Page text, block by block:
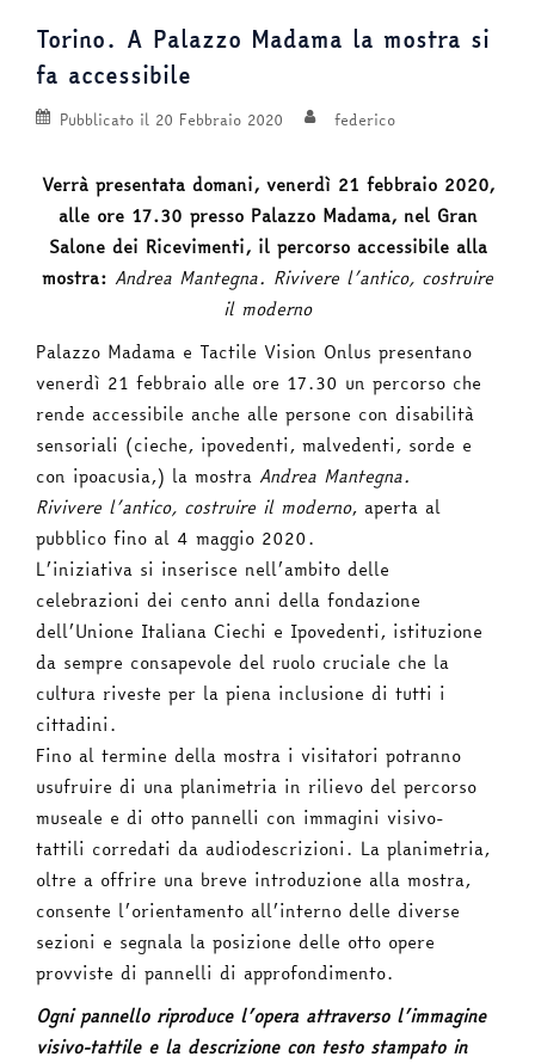
Torino. A Palazzo Madama la mostra si
fa accessibile
Pubblicato il 20 Febbraio 2020 federico
Verrà presentata domani, venerdì 21 febbraio 2020,
alle ore 17.30 presso Palazzo Madama, nel Gran
Salone dei Ricevimenti, il percorso accessibile alla
mostra: Andrea Mantegna. Rivivere l’antico, costruire
il moderno
Palazzo Madama e Tactile Vision Onlus presentano
venerdì 21 febbraio alle ore 17.30 un percorso che
rende accessibile anche alle persone con disabilità
sensoriali (cieche, ipovedenti, malvedenti, sorde e
con ipoacusia,) la mostra Andrea Mantegna.
Rivivere l’antico, costruire il moderno, aperta al
pubblico fino al 4 maggio 2020.
L’iniziativa si inserisce nell’ambito delle
celebrazioni dei cento anni della fondazione
dell’Unione Italiana Ciechi e Ipovedenti, istituzione
da sempre consapevole del ruolo cruciale che la
cultura riveste per la piena inclusione di tutti i
cittadini.
Fino al termine della mostra i visitatori potranno
usufruire di una planimetria in rilievo del percorso
museale e di otto pannelli con immagini visivo-
tattili corredati da audiodescrizioni. La planimetria,
oltre a offrire una breve introduzione alla mostra,
consente l’orientamento all’interno delle diverse
sezioni e segnala la posizione delle otto opere
provviste di pannelli di approfondimento.
Ogni pannello riproduce l’opera attraverso l’immagine
visivo-tattile e la descrizione con testo stampato in